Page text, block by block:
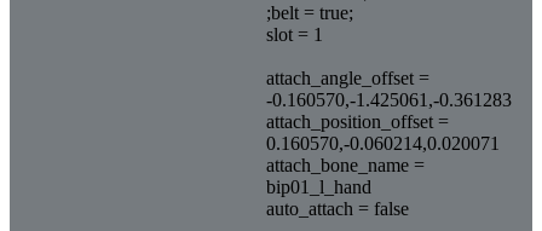
;belt = true;
slot = 1
attach_angle_offset =
-0.160570,-1.425061,-0.361283
attach_position_offset =
0.160570,-0.060214,0.020071
attach_bone_name =
bip01_l_hand
auto_attach = false